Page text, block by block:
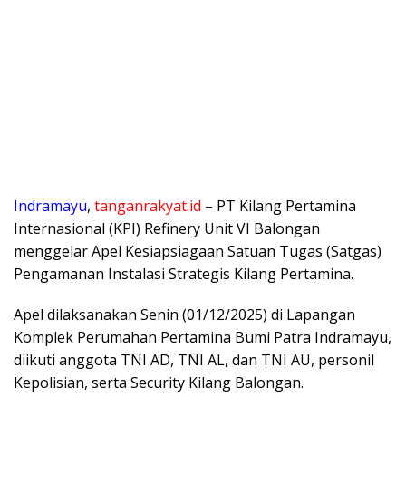
Indramayu, tanganrakyat.id – PT Kilang Pertamina
Internasional (KPI) Refinery Unit VI Balongan
menggelar Apel Kesiapsiagaan Satuan Tugas (Satgas)
Pengamanan Instalasi Strategis Kilang Pertamina.
Apel dilaksanakan Senin (01/12/2025) di Lapangan
Komplek Perumahan Pertamina Bumi Patra Indramayu,
diikuti anggota TNI AD, TNI AL, dan TNI AU, personil
Kepolisian, serta Security Kilang Balongan.